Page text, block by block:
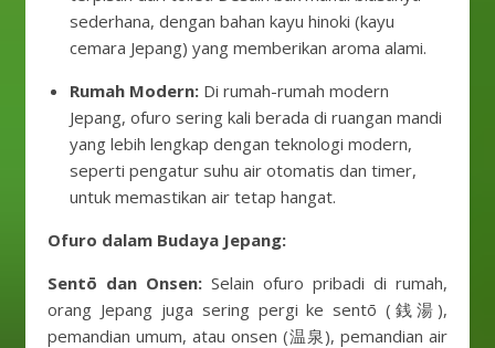
sederhana, dengan bahan kayu hinoki (kayu
cemara Jepang) yang memberikan aroma alami.
Rumah Modern: Di rumah-rumah modern
Jepang, ofuro sering kali berada di ruangan mandi
yang lebih lengkap dengan teknologi modern,
seperti pengatur suhu air otomatis dan timer,
untuk memastikan air tetap hangat.
Ofuro dalam Budaya Jepang:
Sentō dan Onsen: Selain ofuro pribadi di rumah,
orang Jepang juga sering pergi ke sentō (銭湯),
pemandian umum, atau onsen (温泉), pemandian air